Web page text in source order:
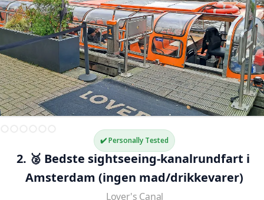
✔️ Personally Tested
2. 🥈 Bedste sightseeing-kanalrundfart i
Amsterdam (ingen mad/drikkevarer)
Lover's Canal